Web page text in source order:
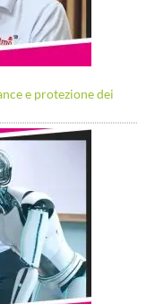
e protezione dei